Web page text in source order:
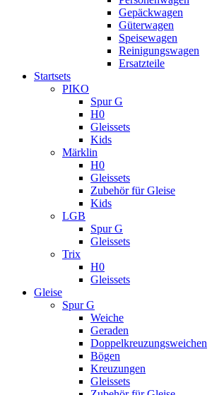
Gepäckwagen
Güterwagen
Speisewagen
Reinigungswagen
Ersatzteile
Startsets
PIKO
Spur G
H0
Gleissets
Kids
Märklin
H0
Gleissets
Zubehör für Gleise
Kids
LGB
Spur G
Gleissets
Trix
H0
Gleissets
Gleise
Spur G
Weiche
Geraden
Doppelkreuzungsweichen
Bögen
Kreuzungen
Gleissets